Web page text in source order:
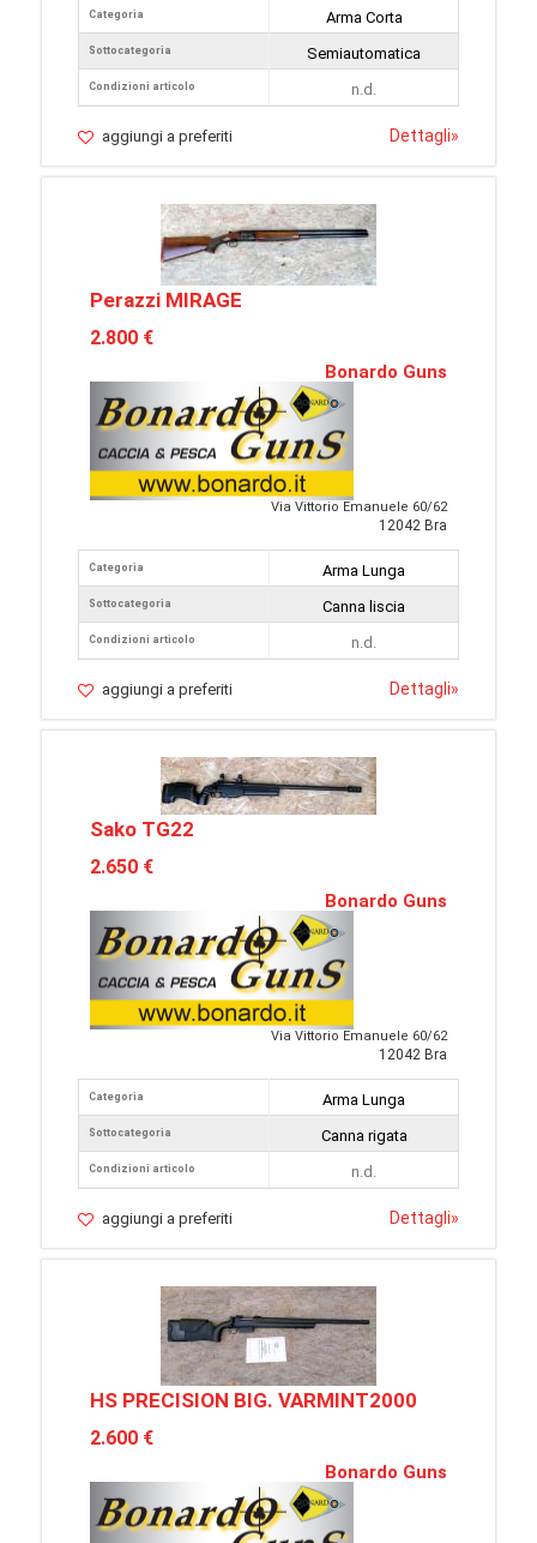
Categoria
Sottocategoria
Condizioni articolo
Arma Corta
Semiautomatica
n.d.
aggiungi a preferiti Dettagli»
Perazzi MIRAGE
2.800 €
Bonardo Guns
Via Vittorio Emanuele 60/62
12042 Bra
Categoria
Sottocategoria
Condizioni articolo
Arma Lunga
Canna liscia
n.d.
aggiungi a preferiti Dettagli»
Sako TG22
2.650 €
Bonardo Guns
Via Vittorio Emanuele 60/62
12042 Bra
Categoria
Sottocategoria
Condizioni articolo
Arma Lunga
Canna rigata
n.d.
aggiungi a preferiti Dettagli»
HS PRECISION BIG. VARMINT2000
2.600 €
Bonardo Guns